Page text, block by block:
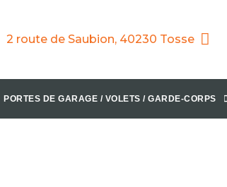
2 route de Saubion, 40230 Tosse
PORTES DE GARAGE / VOLETS / GARDE-CORPS